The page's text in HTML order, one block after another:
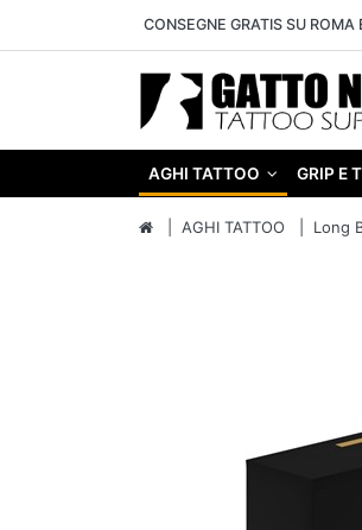
CONSEGNE GRATIS SU
AGHI TATTOO GRIP E
AGHI TATTOO Long